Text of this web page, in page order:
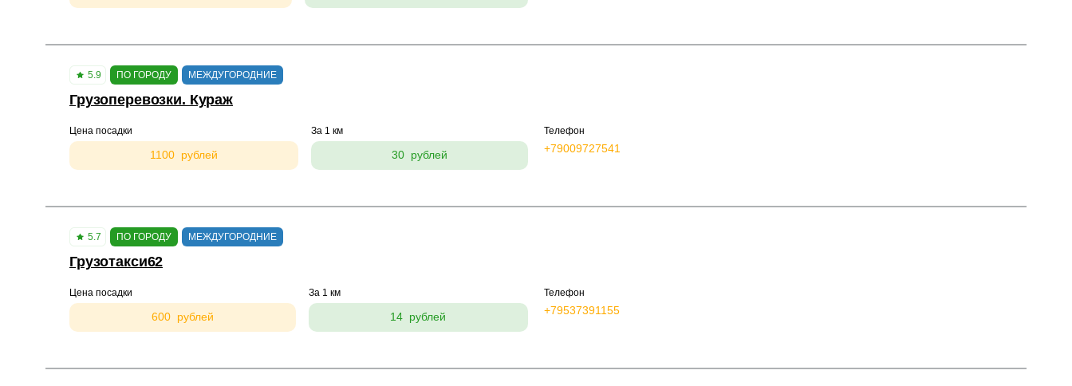
5.9 ПО ГОРОДУ МЕЖДУГОРОДНИЕ
Грузоперевозки. Кураж
Цена посадки
1100 рублей
За 1 км
30 рублей
Телефон
+79009727541
5.7 ПО ГОРОДУ МЕЖДУГОРОДНИЕ
Грузотакси62
Цена посадки
600 рублей
За 1 км
14 рублей
Телефон
+79537391155